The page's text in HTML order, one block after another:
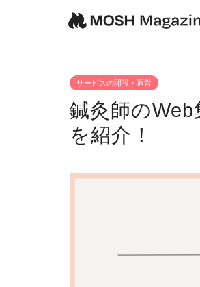
サービスの開設・運営
鍼灸師の
を紹介！